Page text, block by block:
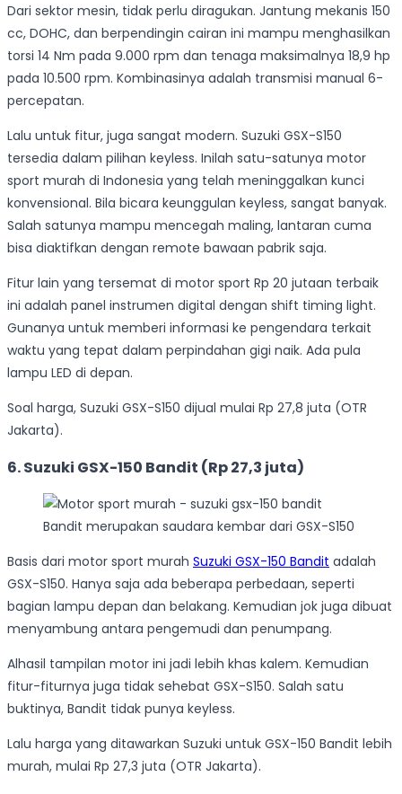
Dari sektor mesin, tidak perlu diragukan. Jantung mekanis 150
cc, DOHC, dan berpendingin cairan ini mampu menghasilkan
torsi 14 Nm pada 9.000 rpm dan tenaga maksimalnya 18,9 hp
pada 10.500 rpm. Kombinasinya adalah transmisi manual 6-
percepatan.
Lalu untuk fitur, juga sangat modern. Suzuki GSX-S150
tersedia dalam pilihan keyless. Inilah satu-satunya motor
sport murah di Indonesia yang telah meninggalkan kunci
konvensional. Bila bicara keunggulan keyless, sangat banyak.
Salah satunya mampu mencegah maling, lantaran cuma
bisa diaktifkan dengan remote bawaan pabrik saja.
Fitur lain yang tersemat di motor sport Rp 20 jutaan terbaik
ini adalah panel instrumen digital dengan shift timing light.
Gunanya untuk memberi informasi ke pengendara terkait
waktu yang tepat dalam perpindahan gigi naik. Ada pula
lampu LED di depan.
Soal harga, Suzuki GSX-S150 dijual mulai Rp 27,8 juta (OTR
Jakarta).
6. Suzuki GSX-150 Bandit (Rp 27,3 juta)
Bandit merupakan saudara kembar dari GSX-S150
Basis dari motor sport murah Suzuki GSX-150 Bandit adalah
GSX-S150. Hanya saja ada beberapa perbedaan, seperti
bagian lampu depan dan belakang. Kemudian jok juga dibuat
menyambung antara pengemudi dan penumpang.
Alhasil tampilan motor ini jadi lebih khas kalem. Kemudian
fitur-fiturnya juga tidak sehebat GSX-S150. Salah satu
buktinya, Bandit tidak punya keyless.
Lalu harga yang ditawarkan Suzuki untuk GSX-150 Bandit lebih
murah, mulai Rp 27,3 juta (OTR Jakarta).